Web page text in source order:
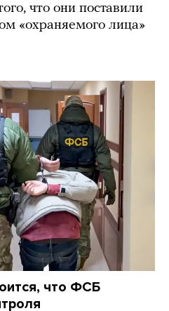
что они поставили
«охраняемого лица»
что ФСБ